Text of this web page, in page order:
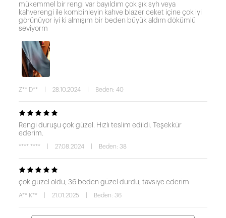
mükemmel bir rengi var bayıldım çok şık syh veya
kahverengi ile kombinleyin kahve blazer ceket içine çok iyi
görünüyor iyi ki almışım bir beden büyük aldım dökümlü
seviyorm
Z** D** 28.10.2024 Beden: 40
Rengi duruşu çok güzel. Hızlı teslim edildi. Teşekkür
ederim.
**** **** 27.08.2024 Beden: 38
çok güzel oldu, 36 beden güzel durdu, tavsiye ederim
A** K** 21.01.2025 Beden: 36